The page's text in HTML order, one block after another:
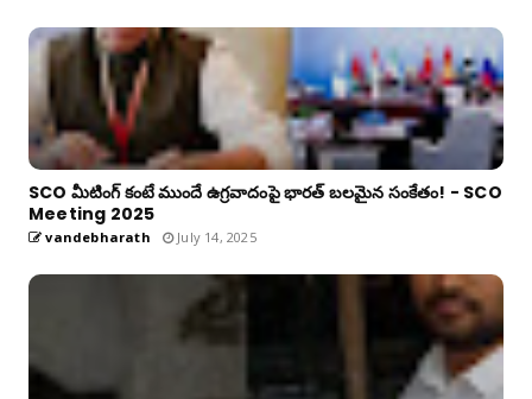
SCO మీటింగ్ కంటే ముందే ఉగ్రవాదంపై భారత్ బలమైన సంకేతం! - SCO
Meeting 2025
vandebharath July 14, 2025